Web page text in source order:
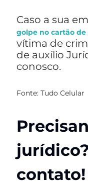
Caso a sua
golpe no cartão
vítima de
de auxílio
conosco.
Fonte: Tudo Celular
contato!